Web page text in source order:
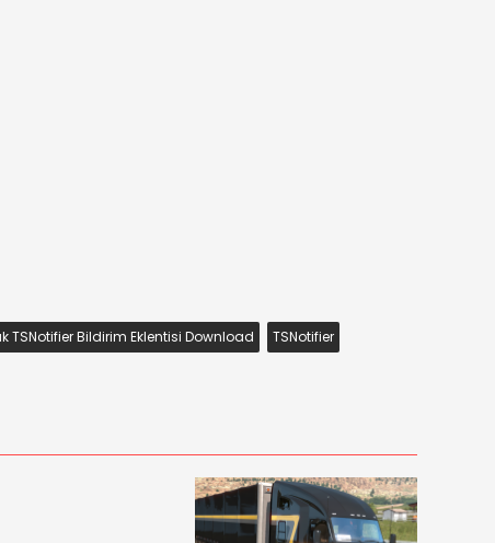
TSNotifier Bildirim Eklentisi Download TSNotifier